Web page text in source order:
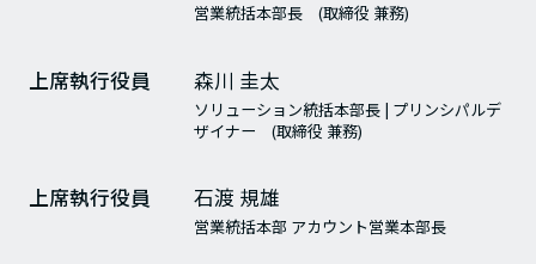
営業統括本部長 (取締役 兼務)
上席執行役員 森川 圭太
ソリューション統括本部長 | プリンシパルデ
ザイナー (取締役 兼務)
上席執行役員 石渡 規雄
営業統括本部 アカウント営業本部長